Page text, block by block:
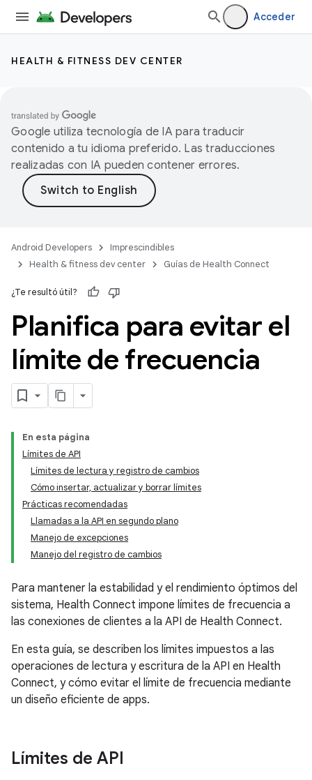
Acceder
HEALTH & FITNESS DEV CENTER
Google utiliza tecnología de IA para traducir
contenido a tu idioma preferido. Las traducciones
realizadas con IA pueden contener errores.
Android Developers
Imprescindibles
Health & fitness dev center
Guías de Health Connect
¿Te resultó útil?
Planifica para evitar el
límite de frecuencia
En esta página
Límites de API
Límites de lectura y registro de cambios
Cómo insertar, actualizar y borrar límites
Prácticas recomendadas
Llamadas a la API en segundo plano
Manejo de excepciones
Manejo del registro de cambios
Para mantener la estabilidad y el rendimiento óptimos del
sistema, Health Connect impone límites de frecuencia a
las conexiones de clientes a la API de Health Connect.
En esta guía, se describen los límites impuestos a las
operaciones de lectura y escritura de la API en Health
Connect, y cómo evitar el límite de frecuencia mediante
un diseño eficiente de apps.
Límites de API